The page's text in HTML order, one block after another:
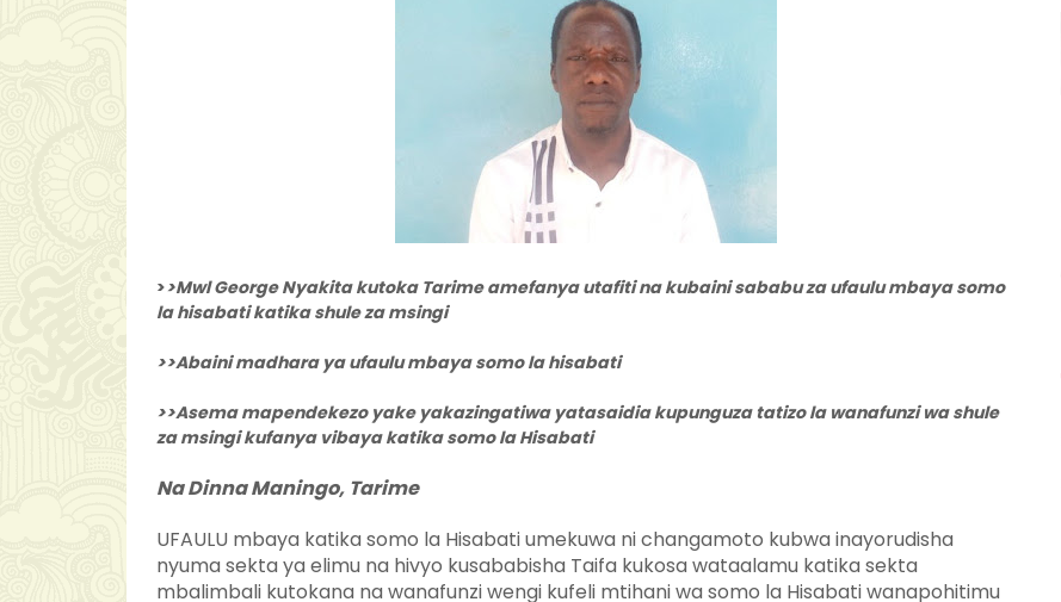
>>Mwl George Nyakita kutoka Tarime amefanya utafiti na kubaini sababu za ufaulu mbaya somo
la hisabati katika shule za msingi
>>Abaini madhara ya ufaulu mbaya somo la hisabati
>>Asema mapendekezo yake yakazingatiwa yatasaidia kupunguza tatizo la wanafunzi wa shule
za msingi kufanya vibaya katika somo la Hisabati
Na Dinna Maningo, Tarime
UFAULU mbaya katika somo la Hisabati umekuwa ni changamoto kubwa inayorudisha
nyuma sekta ya elimu na hivyo kusababisha Taifa kukosa wataalamu katika sekta
mbalimbali kutokana na wanafunzi wengi kufeli mtihani wa somo la Hisabati wanapohitimu